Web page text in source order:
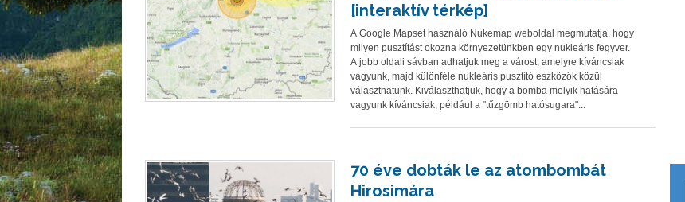
[interaktív térkép]
A Google Mapset használó Nukemap weboldal megmutatja, hogy
milyen pusztítást okozna környezetünkben egy nukleáris fegyver.
A jobb oldali sávban adhatjuk meg a várost, amelyre kíváncsiak
vagyunk, majd különféle nukleáris pusztító eszközök közül
választhatunk. Kiválaszthatjuk, hogy a bomba melyik hatására
vagyunk kíváncsiak, például a "tűzgömb hatósugara"...
70 éve dobták le az atombombát
Hirosimára